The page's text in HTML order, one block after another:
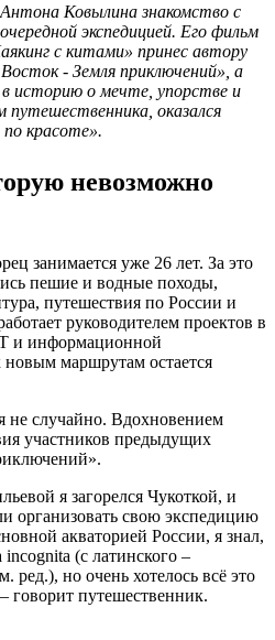
Ковылина знакомство с
экспедицией. Его фильм
с китами» принес автору
- Земля приключений», а
в историю о мечте, упорстве и
путешественника, оказался
красоте».
невозможно
занимается уже 26 лет. За это
пешие и водные походы,
путешествия по России и
руководителем проектов в
и информационной
новым маршрутам остается
не случайно. Вдохновением
участников предыдущих
я загорелся Чукоткой, и
организовать свою экспедицию
акваторией России, я знал,
incognita (с латинского –
ред.), но очень хотелось всё это
говорит путешественник.